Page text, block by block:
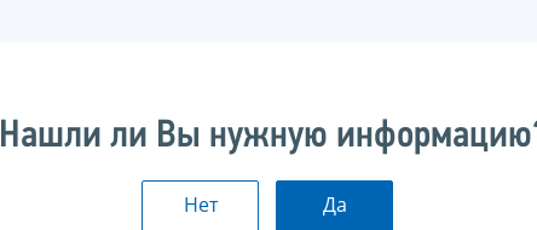
Нашли ли Вы нужную
Нет Да